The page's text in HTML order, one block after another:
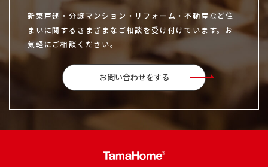
新築戸建・分譲マンション・リフォーム・不動産など住
まいに関するさまざまなご相談を受け付けています。お
気軽にご相談ください。
お問い合わせをする